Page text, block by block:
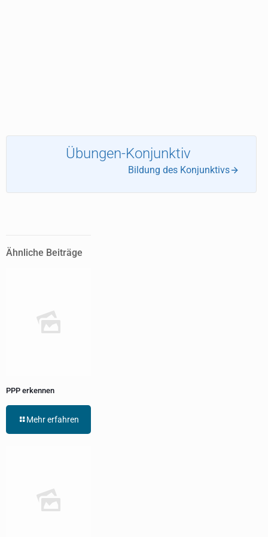
Übungen-Konjunktiv
Bildung des Konjunktivs
Ähnliche Beiträge
PPP erkennen
Mehr erfahren